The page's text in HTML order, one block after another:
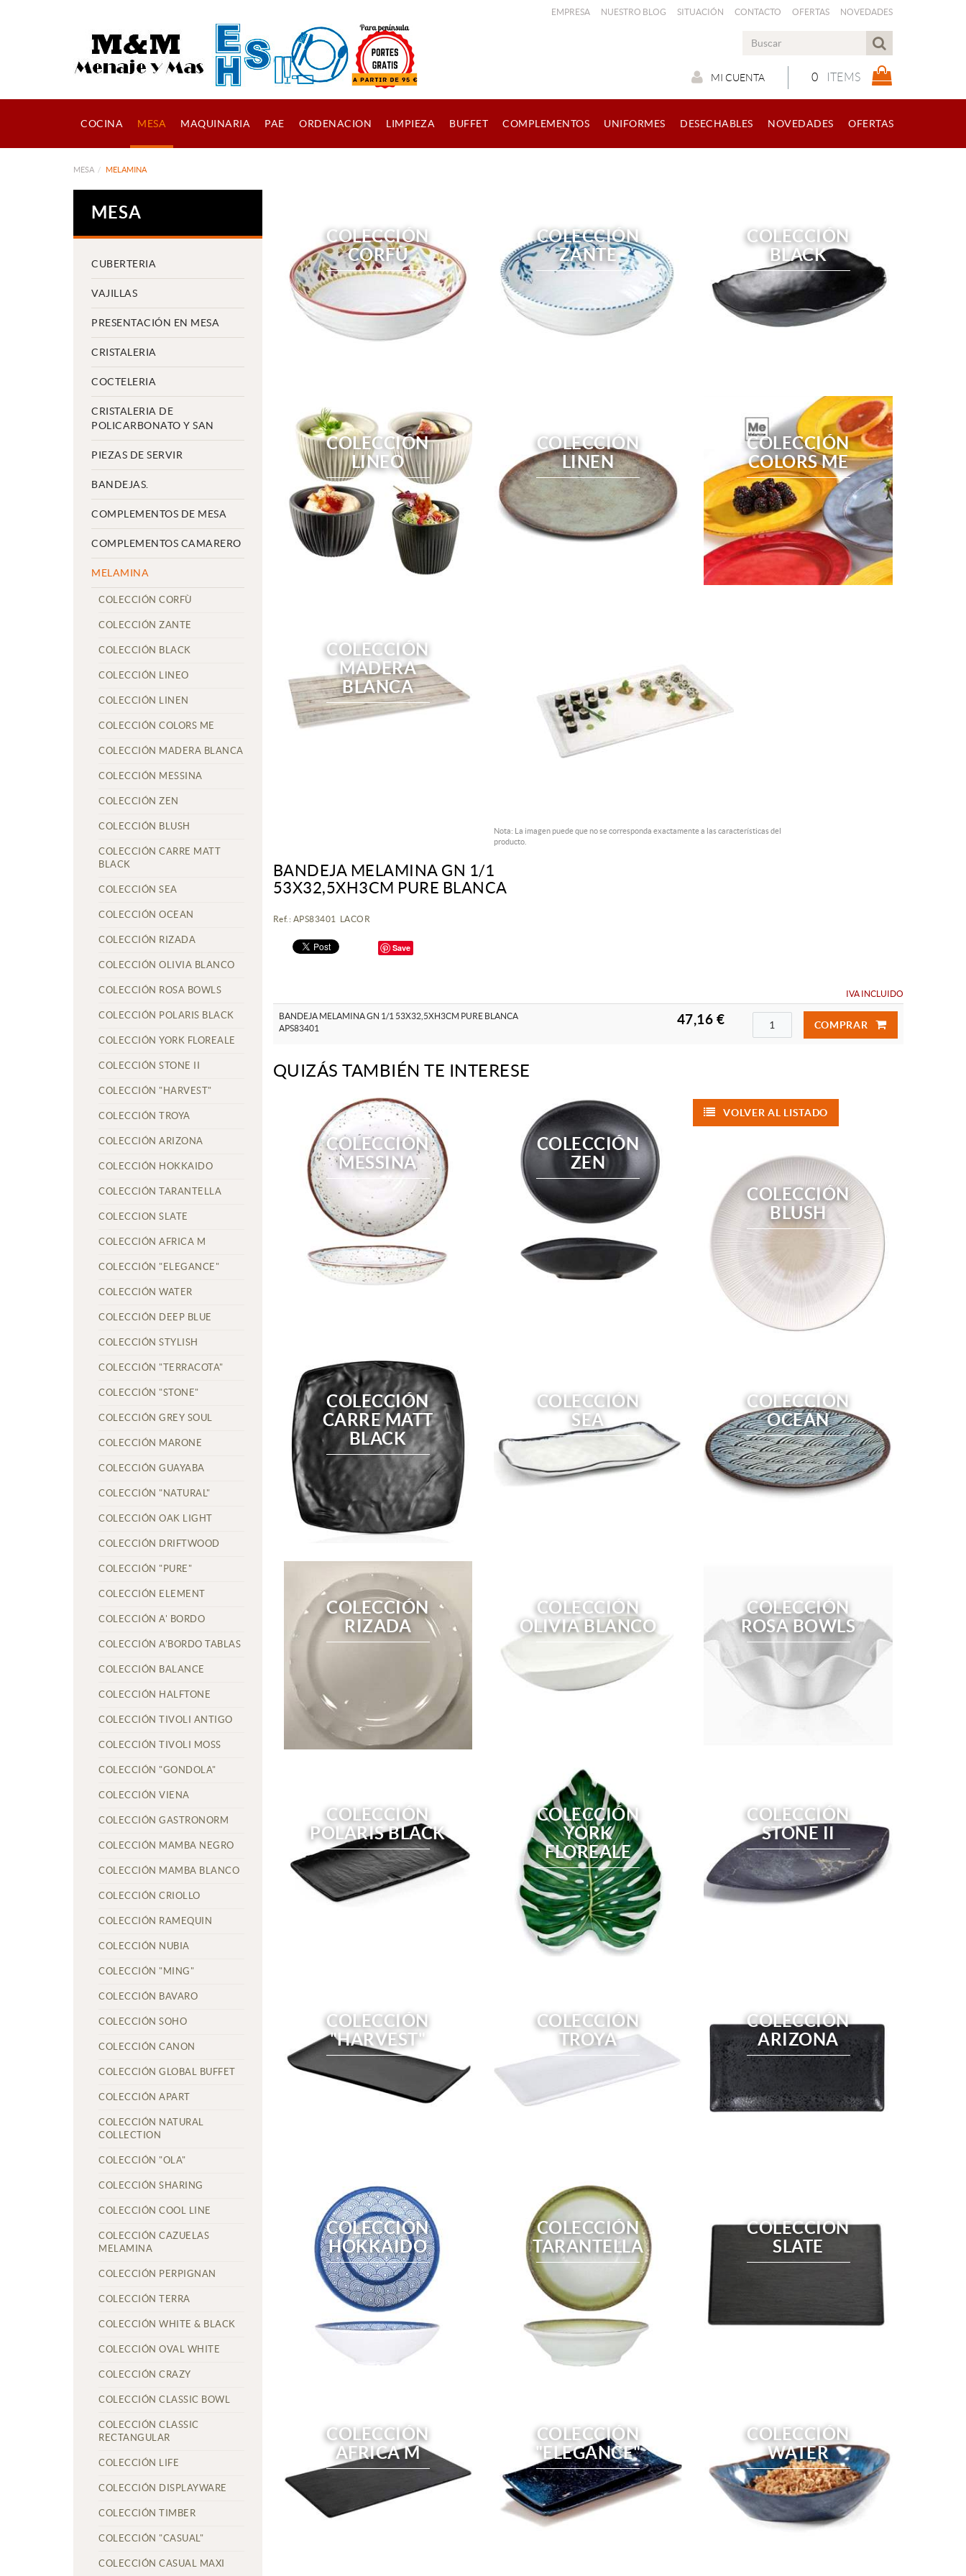
EMPRESA NUESTRO BLOG SITUACIÓN CONTACTO OFERTAS NOVEDADES
0 ITEMS
MI CUENTA
COCINA MESA MAQUINARIA PAE ORDENACION LIMPIEZA BUFFET COMPLEMENTOS UNIFORMES DESECHABLES NOVEDADES OFERTAS
MESA MELAMINA
MESA
CUBERTERIA
VAJILLAS
PRESENTACIÓN EN MESA
CRISTALERIA
COCTELERIA
CRISTALERIA DE
POLICARBONATO Y SAN
PIEZAS DE SERVIR
BANDEJAS.
COMPLEMENTOS DE MESA
COMPLEMENTOS CAMARERO
MELAMINA
COLECCIÓN CORFÙ
COLECCIÓN ZANTE
COLECCIÓN BLACK
COLECCIÓN LINEO
COLECCIÓN LINEN
COLECCIÓN COLORS ME
COLECCIÓN MADERA BLANCA
COLECCIÓN MESSINA
COLECCIÓN ZEN
COLECCIÓN BLUSH
COLECCIÓN CARRE MATT
BLACK
COLECCIÓN SEA
COLECCIÓN OCEAN
COLECCIÓN RIZADA
COLECCIÓN OLIVIA BLANCO
COLECCIÓN ROSA BOWLS
COLECCIÓN POLARIS BLACK
COLECCIÓN YORK FLOREALE
COLECCIÓN STONE II
COLECCIÓN "HARVEST"
COLECCIÓN TROYA
COLECCIÓN ARIZONA
COLECCIÓN HOKKAIDO
COLECCIÓN TARANTELLA
COLECCION SLATE
COLECCIÓN AFRICA M
COLECCIÓN "ELEGANCE"
COLECCIÓN WATER
COLECCIÓN DEEP BLUE
COLECCIÓN STYLISH
COLECCIÓN "TERRACOTA"
COLECCIÓN "STONE"
COLECCIÓN GREY SOUL
COLECCIÓN MARONE
COLECCIÓN GUAYABA
COLECCIÓN "NATURAL"
COLECCIÓN OAK LIGHT
COLECCIÓN DRIFTWOOD
COLECCIÓN "PURE"
COLECCIÓN ELEMENT
COLECCIÓN A' BORDO
COLECCIÓN A'BORDO TABLAS
COLECCIÓN BALANCE
COLECCIÓN HALFTONE
COLECCIÓN TIVOLI ANTIGO
COLECCIÓN TIVOLI MOSS
COLECCIÓN "GONDOLA"
COLECCIÓN VIENA
COLECCIÓN GASTRONORM
COLECCIÓN MAMBA NEGRO
COLECCIÓN MAMBA BLANCO
COLECCIÓN CRIOLLO
COLECCIÓN RAMEQUIN
COLECCIÓN NUBIA
COLECCIÓN "MING"
COLECCIÓN BAVARO
COLECCIÓN SOHO
COLECCIÓN CANON
COLECCIÓN GLOBAL BUFFET
COLECCIÓN APART
COLECCIÓN NATURAL
COLLECTION
COLECCIÓN "OLA"
COLECCIÓN SHARING
COLECCIÓN COOL LINE
COLECCIÓN CAZUELAS
MELAMINA
COLECCIÓN PERPIGNAN
COLECCIÓN TERRA
COLECCIÓN WHITE & BLACK
COLECCIÓN OVAL WHITE
COLECCIÓN CRAZY
COLECCIÓN CLASSIC BOWL
COLECCIÓN CLASSIC
RECTANGULAR
COLECCIÓN LIFE
COLECCIÓN DISPLAYWARE
COLECCIÓN TIMBER
COLECCIÓN "CASUAL"
COLECCIÓN CASUAL MAXI
COLECCIÓN
CORFÙ
COLECCIÓN
ZANTE
COLECCIÓN
BLACK
COLECCIÓN
LINEO
COLECCIÓN
LINEN
COLECCIÓN
COLORS ME
COLECCIÓN
MADERA
BLANCA
Nota: La imagen puede que no se corresponda exactamente a las características del
producto.
BANDEJA MELAMINA GN 1/1
53X32,5XH3CM PURE BLANCA
Ref.: APS83401 LACOR
Save
IVA INCLUIDO
BANDEJA MELAMINA GN 1/1 53X32,5XH3CM PURE BLANCA
APS83401
47,16 € COMPRAR
QUIZÁS TAMBIÉN TE INTERESE
VOLVER AL LISTADO
COLECCIÓN
MESSINA
COLECCIÓN
ZEN
COLECCIÓN
BLUSH
COLECCIÓN
CARRE MATT
BLACK
COLECCIÓN
SEA
COLECCIÓN
OCEAN
COLECCIÓN
RIZADA
COLECCIÓN
OLIVIA BLANCO
COLECCIÓN
ROSA BOWLS
COLECCIÓN
POLARIS BLACK
COLECCIÓN
YORK
FLOREALE
COLECCIÓN
STONE II
COLECCIÓN
"HARVEST"
COLECCIÓN
TROYA
COLECCIÓN
ARIZONA
COLECCIÓN
HOKKAIDO
COLECCIÓN
TARANTELLA
COLECCION
SLATE
COLECCIÓN
AFRICA M
COLECCIÓN
"ELEGANCE"
COLECCIÓN
WATER